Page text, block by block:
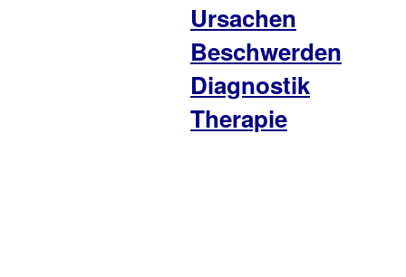
Ursachen
Beschwerden
Diagnostik
Therapie